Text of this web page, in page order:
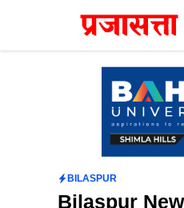
content
BILASPUR
Bilaspur